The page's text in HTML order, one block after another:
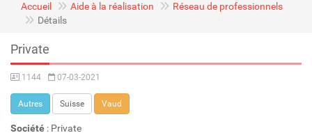
Accueil Aide à la réalisation
Réseau de professionnels
Détails
Private
1144 07-03-2021
Autres Suisse Vaud
Société : Private